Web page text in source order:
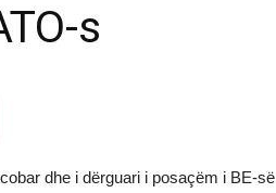
s
dhe i dërguari i posaçëm i BE-së